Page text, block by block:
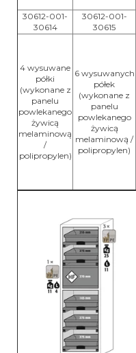
30612-001-
30614
30612-001-
30615
4 wysuwane
półki
(wykonane z
panelu
powlekanego
żywicą
melaminową
/
polipropylen)
6 wysuwanych
półek
(wykonane z
panelu
powlekanego
żywicą
melaminową /
polipropylen)